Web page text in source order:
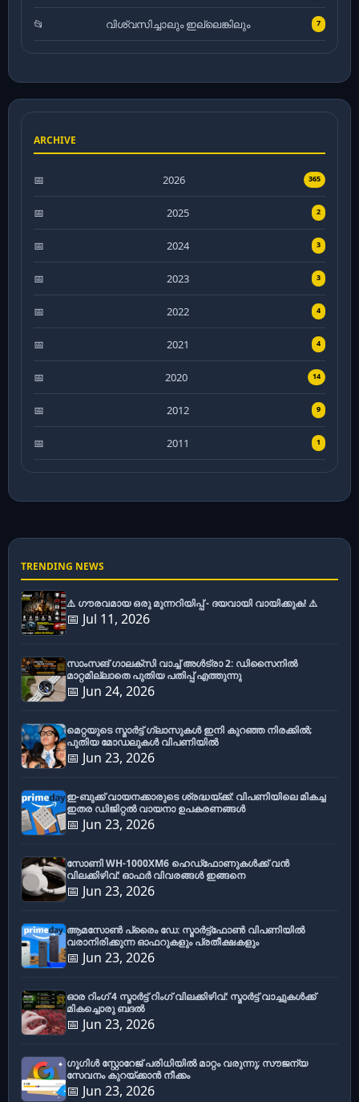
TRENDING NEWS
⚠️ ഗൗരവമായ ഒരു മുന്നറിയിപ്പ് - ദയവായി വായിക്കുക! ⚠️
📅 Jul 11, 2026
സാംസങ് ഗാലക്സി വാച്ച് അൾട്രാ 2: ഡിസൈനിൽ
മാറ്റമില്ലാതെ പുതിയ പതിപ്പ് എത്തുന്നു
📅 Jun 24, 2026
മെറ്റയുടെ സ്മാർട്ട് ഗ്ലാസുകൾ ഇനി കുറഞ്ഞ നിരക്കിൽ;
പുതിയ മോഡലുകൾ വിപണിയിൽ
📅 Jun 23, 2026
ഇ-ബുക്ക് വായനക്കാരുടെ ശ്രദ്ധയ്ക്ക്: വിപണിയിലെ മികച്ച
ഇതര ഡിജിറ്റൽ വായനാ ഉപകരണങ്ങൾ
📅 Jun 23, 2026
സോണി WH-1000XM6 ഹെഡ്‌ഫോണുകൾക്ക് വൻ
വിലക്കിഴിവ്: ഓഫർ വിവരങ്ങൾ ഇങ്ങനെ
📅 Jun 23, 2026
ആമസോൺ പ്രൈം ഡേ: സ്മാർട്ട്ഫോൺ വിപണിയിൽ
വരാനിരിക്കുന്ന ഓഫറുകളും പ്രതീക്ഷകളും
📅 Jun 23, 2026
ഓര റിംഗ് 4 സ്മാർട്ട് റിംഗ് വിലക്കിഴിവ്: സ്മാർട്ട് വാച്ചുകൾക്ക്
മികച്ചൊരു ബദൽ
📅 Jun 23, 2026
ഗൂഗിൾ സ്റ്റോറേജ് പരിധിയിൽ മാറ്റം വരുന്നു; സൗജന്യ
സേവനം കുറയ്ക്കാൻ നീക്കം
📅 Jun 23, 2026
വിശ്വസിച്ചാലും ഇല്ലെങ്കിലും 7
ARCHIVE
2026 365
2025 2
2024 3
2023 3
2022 4
2021 4
2020 14
2012 9
2011 1